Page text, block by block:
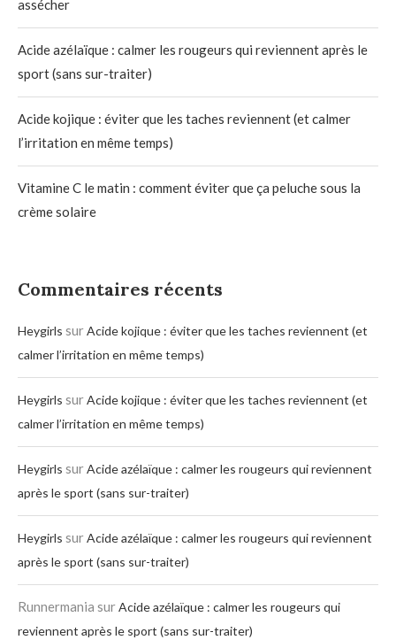
assécher
Acide azélaïque : calmer les rougeurs qui reviennent après le
sport (sans sur-traiter)
Acide kojique : éviter que les taches reviennent (et calmer
l’irritation en même temps)
Vitamine C le matin : comment éviter que ça peluche sous la
crème solaire
Commentaires récents
Heygirls surAcide kojique : éviter que les taches reviennent (et
calmer l’irritation en même temps)
Heygirls surAcide kojique : éviter que les taches reviennent (et
calmer l’irritation en même temps)
Heygirls surAcide azélaïque : calmer les rougeurs qui reviennent
après le sport (sans sur-traiter)
Heygirls surAcide azélaïque : calmer les rougeurs qui reviennent
après le sport (sans sur-traiter)
Runnermania surAcide azélaïque : calmer les rougeurs qui
reviennent après le sport (sans sur-traiter)